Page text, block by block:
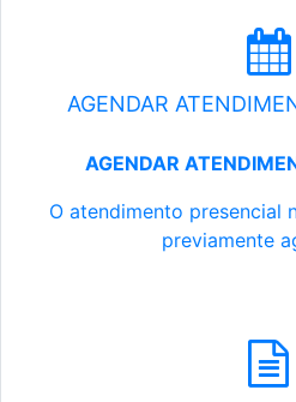
AGENDAR
AGENDAR
O atendimento presencial
previamente